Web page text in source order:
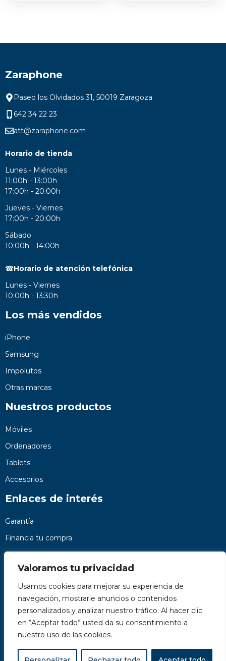
Valoramos tu privacidad
Usamos cookies para mejorar su experiencia de
navegación, mostrarle anuncios o contenidos
personalizados y analizar nuestro tráfico. Al hacer clic
en “Aceptar todo” usted da su consentimiento a
nuestro uso de las cookies.
Zaraphone
Paseo los Olvidados 31, 50019 Zaragoza
642 34 22 23
att@zaraphone.com
Horario de tienda
Lunes - Miércoles
11:00h - 13:00h
17:00h - 20:00h
Jueves - Viernes
17:00h - 20:00h
Sábado
10:00h - 14:00h
☎Horario de atención telefónica
Lunes - Viernes
10:00h - 13:30h
Los más vendidos
iPhone
Samsung
Impolutos
Otras marcas
Nuestros productos
Móviles
Ordenadores
Tablets
Accesorios
Enlaces de interés
Garantía
Financia tu compra
Preguntas frecuentes
Nosotros
Contacto
Páginas legales
Kit Digital